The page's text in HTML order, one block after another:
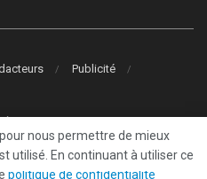
Publicité
nous permettre de mieux
utilisé. En continuant à utiliser ce
politique de confidentialité